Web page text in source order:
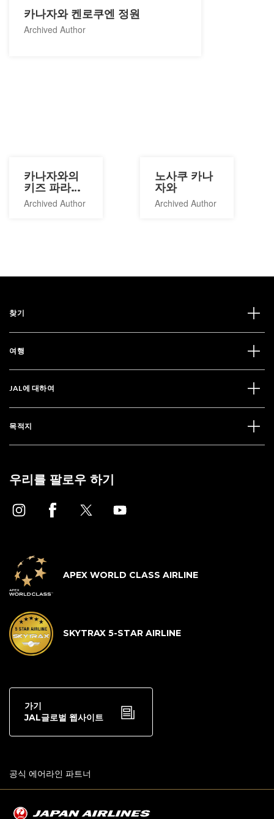
카나자와 켄로쿠엔 정원
Archived Author
카나자와의
키즈 파라다
이스
Archived Author
노사쿠 카나
자와
Archived Author
찾기
여행
JAL에 대하여
목적지
우리를 팔로우 하기
APEX WORLD CLASS AIRLINE
SKYTRAX 5-STAR AIRLINE
가기
JAL글로벌 웹사이트
공식 에어라인 파트너